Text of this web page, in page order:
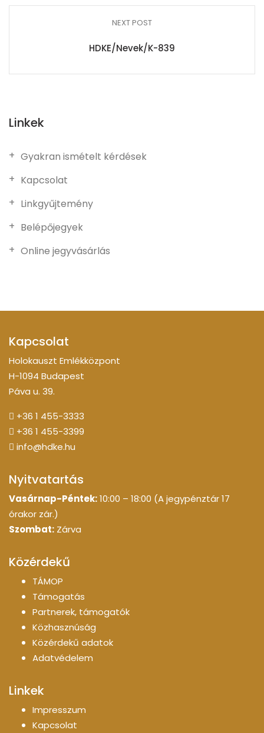
NEXT POST
HDKE/Nevek/K-839
Linkek
Gyakran ismételt kérdések
Kapcsolat
Linkgyűjtemény
Belépőjegyek
Online jegyvásárlás
Kapcsolat
Holokauszt Emlékközpont
H-1094 Budapest
Páva u. 39.
+36 1 455-3333
+36 1 455-3399
info@hdke.hu
Nyitvatartás
Vasárnap-Péntek:10:00 – 18:00 (A jegypénztár 17
órakor zár.)
Szombat: Zárva
Közérdekű
TÁMOP
Támogatás
Partnerek, támogatók
Közhasznúság
Közérdekű adatok
Adatvédelem
Linkek
Impresszum
Kapcsolat